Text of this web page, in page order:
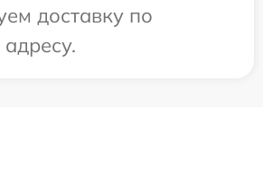
доставку по